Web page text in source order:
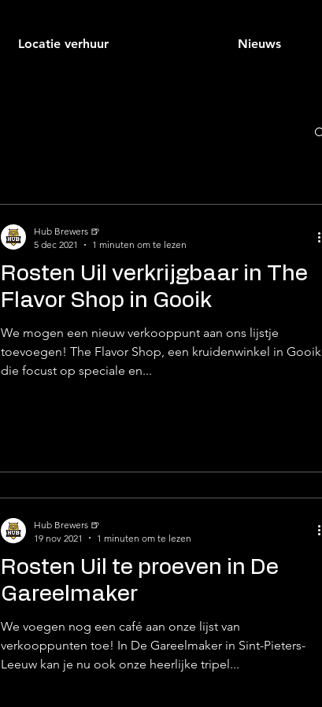
Locatie verhuur Nieuws
Rosten Uil verkrijgbaar in The
Flavor Shop in Gooik
We mogen een nieuw verkooppunt aan ons lijstje
toevoegen! The Flavor Shop, een kruidenwinkel in Gooik
die focust op speciale en...
Hub Brewers 🍺
5 dec 2021
1 minuten om te lezen
Rosten Uil te proeven in De
Gareelmaker
We voegen nog een café aan onze lijst van
verkooppunten toe! In De Gareelmaker in Sint-Pieters-
Leeuw kan je nu ook onze heerlijke tripel...
Hub Brewers 🍺
19 nov 2021
1 minuten om te lezen